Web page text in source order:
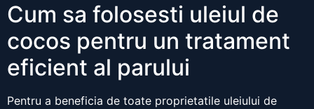
Cum sa folosesti uleiul de
cocos pentru un tratament
eficient al parului
Pentru a beneficia de toate proprietatile uleiului de